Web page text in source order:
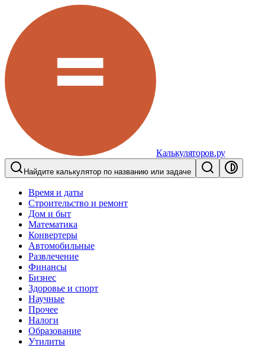
Калькуляторов.ру
Найдите калькулятор по названию или задаче
Время и даты
Строительство и ремонт
Дом и быт
Математика
Конвертеры
Автомобильные
Развлечение
Финансы
Бизнес
Здоровье и спорт
Научные
Прочее
Налоги
Образование
Утилиты